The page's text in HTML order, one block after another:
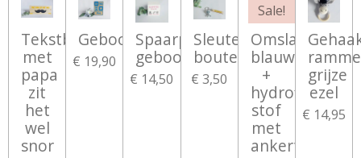
Tekstbord
met
papa
zit
het
wel
snor
Geboorteblokken
€ 19,90
Spaarpot
geboortegegevens
€ 14,50
Sleutelhanger
boutenmannetje
€ 3,50
Sale!
Omslagdoek
blauw
+
hydrofiel
stof
met
ankertjes
grijze
ezel
€ 14,95